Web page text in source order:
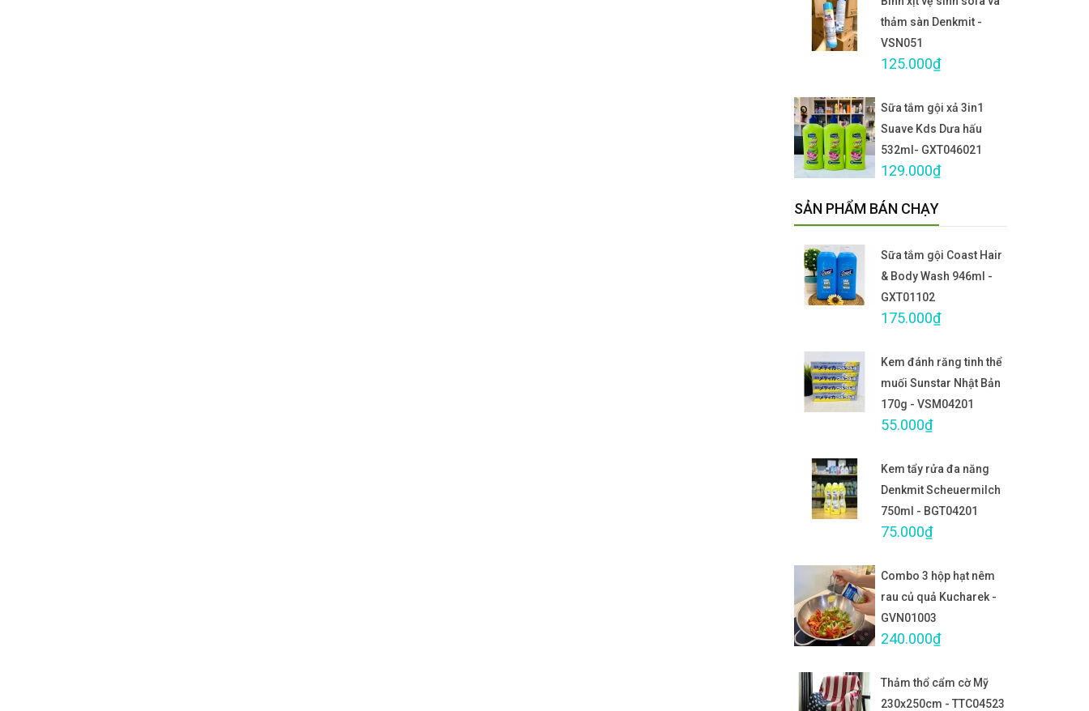
thảm sàn Denkmit -
VSN051
125.000₫
Sữa tắm gội xả 3in1
Suave Kds Dưa hấu
532ml- GXT046021
129.000₫
SẢN PHẨM BÁN CHẠY
Sữa tắm gội Coast Hair
& Body Wash 946ml -
GXT01102
175.000₫
Kem đánh răng tinh thể
muối Sunstar Nhật Bản
170g - VSM04201
55.000₫
Kem tẩy rửa đa năng
Denkmit Scheuermilch
750ml - BGT04201
75.000₫
Combo 3 hộp hạt nêm
rau củ quả Kucharek -
GVN01003
240.000₫
Thảm thổ cẩm cờ Mỹ
230x250cm - TTC04523